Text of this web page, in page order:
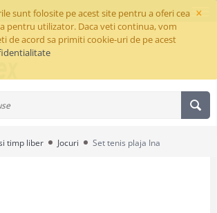
×
sunt folosite pe acest site pentru a oferi cea
pentru utilizator. Daca veti continua, vom
de acord sa primiti cookie-uri de pe acest
timp liber Jocuri Set tenis plaja Ina